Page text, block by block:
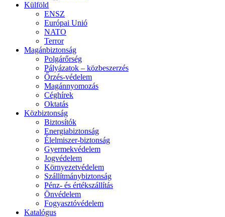
Külföld
ENSZ
Európai Unió
NATO
Terror
Magánbiztonság
Polgárőrség
Pályázatok – közbeszerzés
Őrzés-védelem
Magánnyomozás
Céghírek
Oktatás
Közbiztonság
Biztosítók
Energiabiztonság
Élelmiszer-biztonság
Gyermekvédelem
Jogvédelem
Környezetvédelem
Szállítmánybiztonság
Pénz- és értékszállítás
Önvédelem
Fogyasztóvédelem
Katalógus